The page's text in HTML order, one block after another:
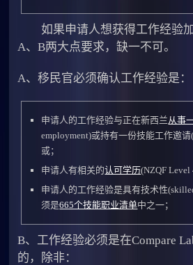
如果申请人想获得工作经验加
A、B两大点要求，缺一不可。
A、移民官必须确认工作经验是：
申请人的工作经验与正在新西兰 从事
employment)或持有一份技能工作邀请
或；
申请人有相关的认可学历(NZQF Level
申请人的工作经验是具有技术性
须是665个技能职业清单中之一；
B、工作经验必须是在Compare
的，除非：